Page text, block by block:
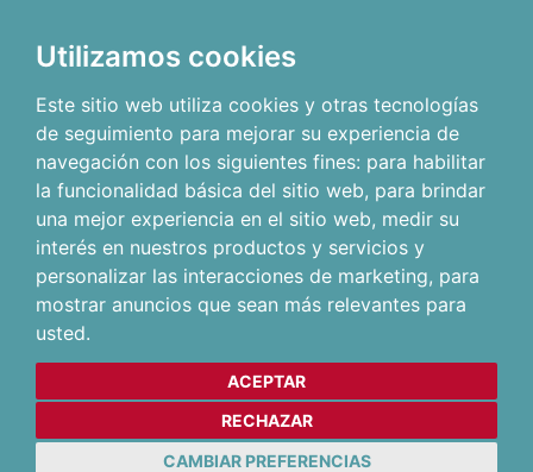
Utilizamos cookies
Este sitio web utiliza cookies y otras tecnologías
de seguimiento para mejorar su experiencia de
navegación con los siguientes fines: para habilitar
la funcionalidad básica del sitio web, para brindar
una mejor experiencia en el sitio web, medir su
interés en nuestros productos y servicios y
personalizar las interacciones de marketing, para
mostrar anuncios que sean más relevantes para
usted.
ACEPTAR
RECHAZAR
CAMBIAR PREFERENCIAS